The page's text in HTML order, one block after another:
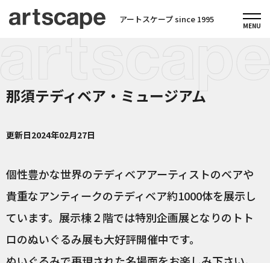
アートスケープ since 1995
那須テディベア・ミュージアム
更新日2024年02月27日
個性豊かな世界のテディベアアーティストのベアや
貴重なアンティークのテディベア約1000体を展示し
ています。展示棟２階では特別企画展となりのトト
ロのぬいぐるみ展も大好評開催中です。